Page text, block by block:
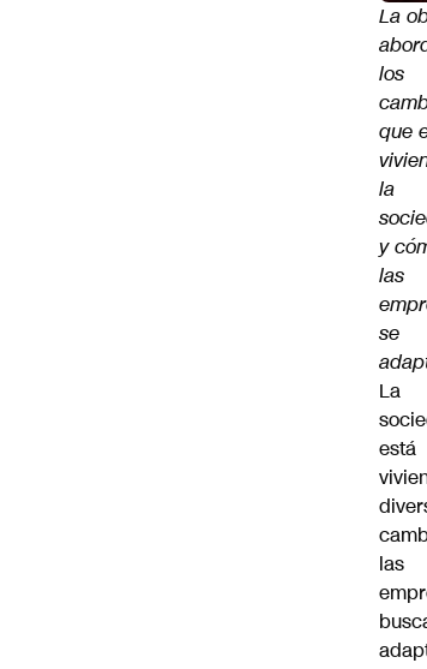
La
los
que
la
y
las
se
La
está
las